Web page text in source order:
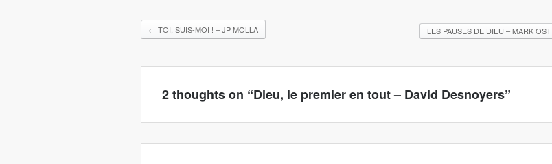
← TOI, SUIS-MOI ! – JP MOLLA LES PAUSES DE DIEU – MARK OST
2 thoughts on “Dieu, le premier en tout – David Desnoyers”